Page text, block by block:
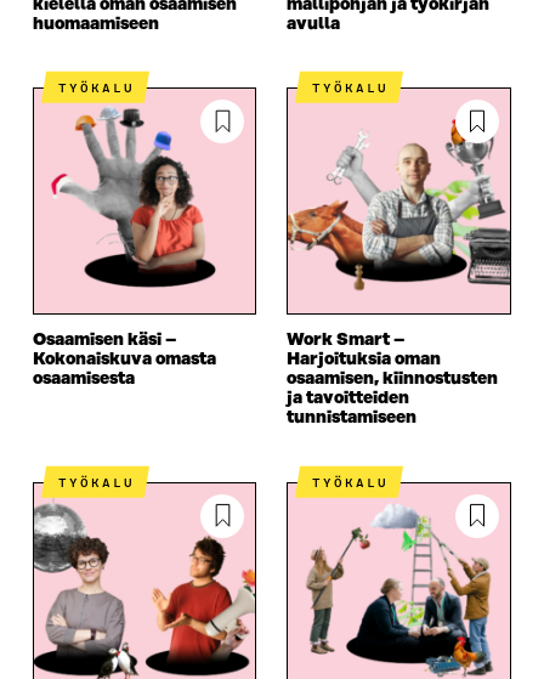
kielellä oman osaamisen
huomaamiseen
mallipohjan ja työkirjan
avulla
TYÖKALU
Osaamisen käsi –
Kokonaiskuva omasta
osaamisesta
TYÖKALU
Work Smart –
Harjoituksia oman
osaamisen, kiinnostusten
ja tavoitteiden
tunnistamiseen
TYÖKALU TYÖKALU